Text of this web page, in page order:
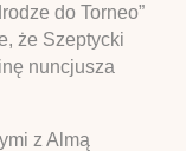
do Torneo”
że Szeptycki
nuncjusza
z Almą